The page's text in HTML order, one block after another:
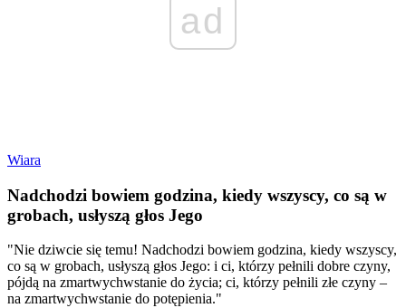
ad
Wiara
Nadchodzi bowiem godzina, kiedy wszyscy, co są w
grobach, usłyszą głos Jego
"Nie dziwcie się temu! Nadchodzi bowiem godzina, kiedy wszyscy,
co są w grobach, usłyszą głos Jego: i ci, którzy pełnili dobre czyny,
pójdą na zmartwychwstanie do życia; ci, którzy pełnili złe czyny –
na zmartwychwstanie do potępienia."